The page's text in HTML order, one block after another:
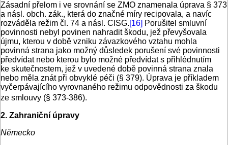
Zásadní přelom i ve srovnání se ZMO znamenala úprava § 373
a násl. obch. zák., která do značné míry recipovala, a navíc
rozváděla režim čl. 74 a násl. CISG.[16] Porušitel smluvní
povinnosti nebyl povinen nahradit škodu, jež převyšovala
újmu, kterou v době vzniku závazkového vztahu mohla
povinná strana jako možný důsledek porušení své povinnosti
předvídat nebo kterou bylo možné předvídat s přihlédnutím
ke skutečnostem, jež v uvedené době povinná strana znala
nebo měla znát při obvyklé péči (§ 379). Úprava je příkladem
vyčerpávajícího vyrovnaného režimu odpovědnosti za škodu
ze smlouvy (§ 373-386).
2. Zahraniční úpravy
Německo